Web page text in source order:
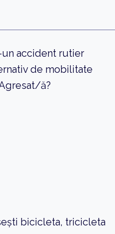
accident rutier
de mobilitate
ă?
bicicleta, tricicleta